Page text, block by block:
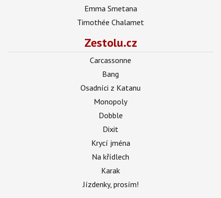
Emma Smetana
Timothée Chalamet
Zestolu.cz
Carcassonne
Bang
Osadníci z Katanu
Monopoly
Dobble
Dixit
Krycí jména
Na křídlech
Karak
Jízdenky, prosím!